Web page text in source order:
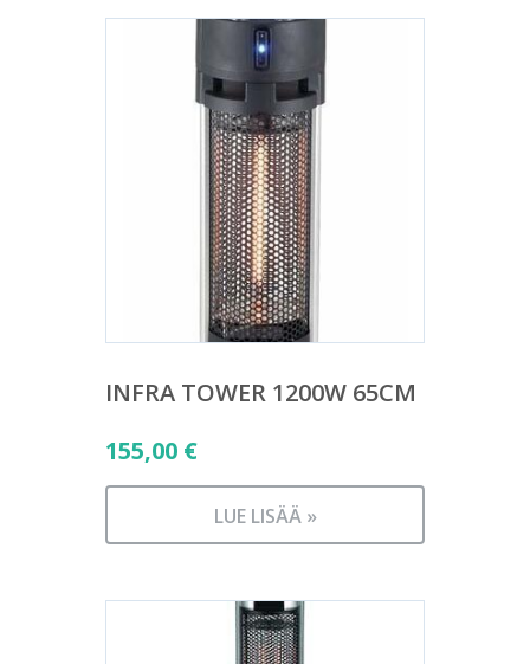
INFRA TOWER 1200W 65CM
155,00 €
LUE LISÄÄ »